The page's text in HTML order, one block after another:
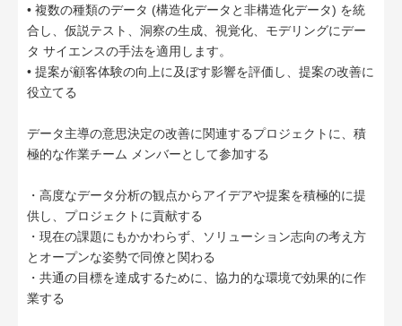
• 複数の種類のデータ (構造化データと非構造化データ) を統
合し、仮説テスト、洞察の生成、視覚化、モデリングにデー
タ サイエンスの手法を適用します。
• 提案が顧客体験の向上に及ぼす影響を評価し、提案の改善に
役立てる
データ主導の意思決定の改善に関連するプロジェクトに、積
極的な作業チーム メンバーとして参加する
・高度なデータ分析の観点からアイデアや提案を積極的に提
供し、プロジェクトに貢献する
・現在の課題にもかかわらず、ソリューション志向の考え方
とオープンな姿勢で同僚と関わる
・共通の目標を達成するために、協力的な環境で効果的に作
業する